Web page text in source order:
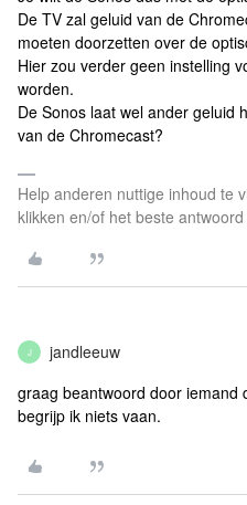
De TV zal geluid van de
moeten doorzetten over de
Hier zou verder geen instelling
worden.
De Sonos laat wel ander geluid
van de Chromecast?
Help anderen nuttige inhoud te
klikken en/of het beste
J jandleeuw
graag beantwoord door iemand
begrijp ik niets vaan.